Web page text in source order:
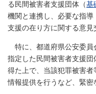
る民間被害者支援団体（基
機関と連携し、必要な指
支援の在り方に関する意見
特に、都道府県公安委
指定した民間被害者支援
得た上で、当該犯罪被害
情報提供を行うなど、緊密